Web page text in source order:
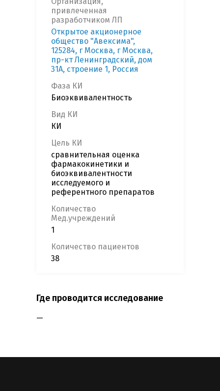
привлеченная
разработчиком ЛП
Открытое акционерное
общество "Авексима",
125284, г Москва, г Москва,
пр-кт Ленинградский, дом
31А, строение 1, Россия
Фаза КИ
Биоэквивалентность
Вид КИ
КИ
Цель КИ
сравнительная оценка
фармакокинетики и
биоэквивалентности
исследуемого и
референтного препаратов
Количество
Мед.учреждений
1
Количество пациентов
38
Где проводится исследование
—